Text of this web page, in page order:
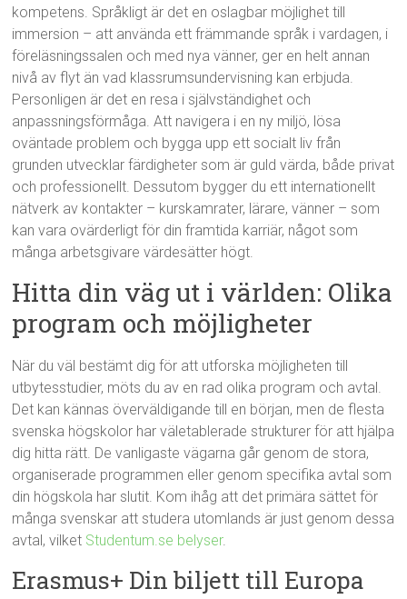
kompetens. Språkligt är det en oslagbar möjlighet till
immersion – att använda ett främmande språk i vardagen, i
föreläsningssalen och med nya vänner, ger en helt annan
nivå av flyt än vad klassrumsundervisning kan erbjuda.
Personligen är det en resa i självständighet och
anpassningsförmåga. Att navigera i en ny miljö, lösa
oväntade problem och bygga upp ett socialt liv från
grunden utvecklar färdigheter som är guld värda, både privat
och professionellt. Dessutom bygger du ett internationellt
nätverk av kontakter – kurskamrater, lärare, vänner – som
kan vara ovärderligt för din framtida karriär, något som
många arbetsgivare värdesätter högt.
Hitta din väg ut i världen: Olika
program och möjligheter
När du väl bestämt dig för att utforska möjligheten till
utbytesstudier, möts du av en rad olika program och avtal.
Det kan kännas överväldigande till en början, men de flesta
svenska högskolor har väletablerade strukturer för att hjälpa
dig hitta rätt. De vanligaste vägarna går genom de stora,
organiserade programmen eller genom specifika avtal som
din högskola har slutit. Kom ihåg att det primära sättet för
många svenskar att studera utomlands är just genom dessa
avtal, vilket Studentum.se belyser.
Erasmus+ Din biljett till Europa